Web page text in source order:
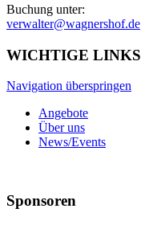
Buchung unter:
verwalter@wagnershof.de
WICHTIGE LINKS
Navigation überspringen
Angebote
Über uns
News/Events
Sponsoren